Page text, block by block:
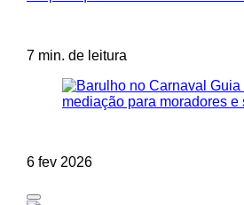
7 min. de leitura
6 fev 2026